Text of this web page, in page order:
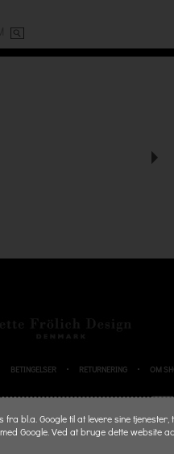
BETINGELSER RETURNERING OM
BETALINGSKORT
© 2026
fra bl.a. Google til at levere sine
Google. Ved at bruge dette website